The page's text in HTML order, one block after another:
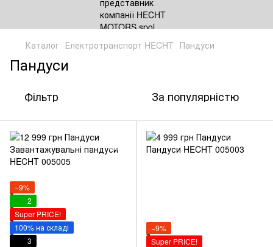
Каталог Електротранспорт HECHT Пандуси
Пандуси
Фільтр За популярністю
−9%
2
Super PRICE!
100% на складі
3
−9%
Super PRICE!